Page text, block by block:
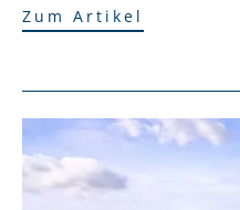
Zum Artikel